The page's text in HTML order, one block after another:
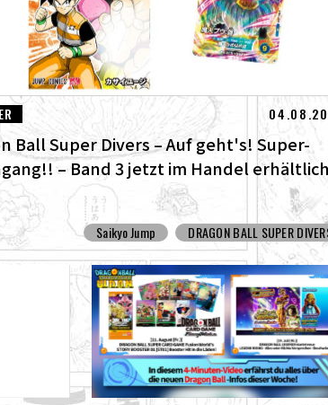
Ball Super Divers – Auf geht's! Super-
– Band 3 jetzt im Handel
Saikyo Jump DRAGON BALL SUPER